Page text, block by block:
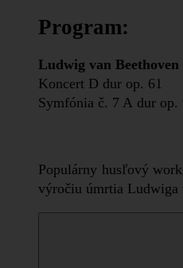
Program:
Ludwig van Beethoven
Koncert D dur op. 61
Symfónia č. 7 A dur op.
Populárny husľový
výročiu úmrtia Ludwiga